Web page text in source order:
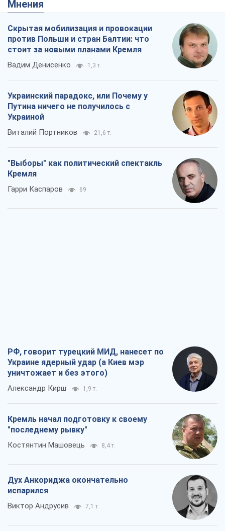
Мнения
Скрытая мобилизация и провокации
против Польши и стран Балтии: что
стоит за новыми планами Кремля
Вадим Денисенко 1,3 т.
Украинский парадокс, или Почему у
Путина ничего не получилось с
Украиной
Виталий Портников 21,6 т.
"Выборы" как политический спектакль
Кремля
Гарри Каспаров 69
РФ, говорит турецкий МИД, нанесет по
Украине ядерный удар (а Киев мэр
уничтожает и без этого)
Александр Кирш 1,9 т.
Кремль начал подготовку к своему
"последнему рывку"
Костянтин Машовець 8,4 т.
Дух Анкориджа окончательно
испарился
Виктор Андрусив 7,1 т.